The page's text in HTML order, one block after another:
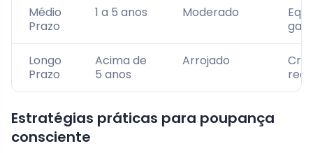
Médio
Prazo
1 a 5 anos Moderado
Longo
Prazo
Acima de
5 anos
Arrojado
real
Estratégias práticas para poupança
consciente